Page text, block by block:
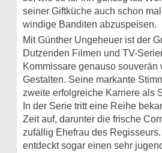
seiner Giftküche auch schon
windige Banditen abzuspeisen.
Mit Günther Ungeheuer ist der
Dutzenden Filmen und TV-
Kommissare genauso
Gestalten. Seine markante
zweite erfolgreiche Karriere als
In der Serie tritt eine Reihe
Zeit auf, darunter die frische
zufällig Ehefrau des
entdeckt sogar einen sehr